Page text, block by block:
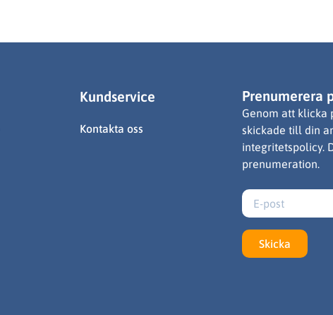
Kundservice
Kontakta oss
Prenumerera
Genom att klicka
skickade till din
integritetspolicy.
prenumeration.
Skicka